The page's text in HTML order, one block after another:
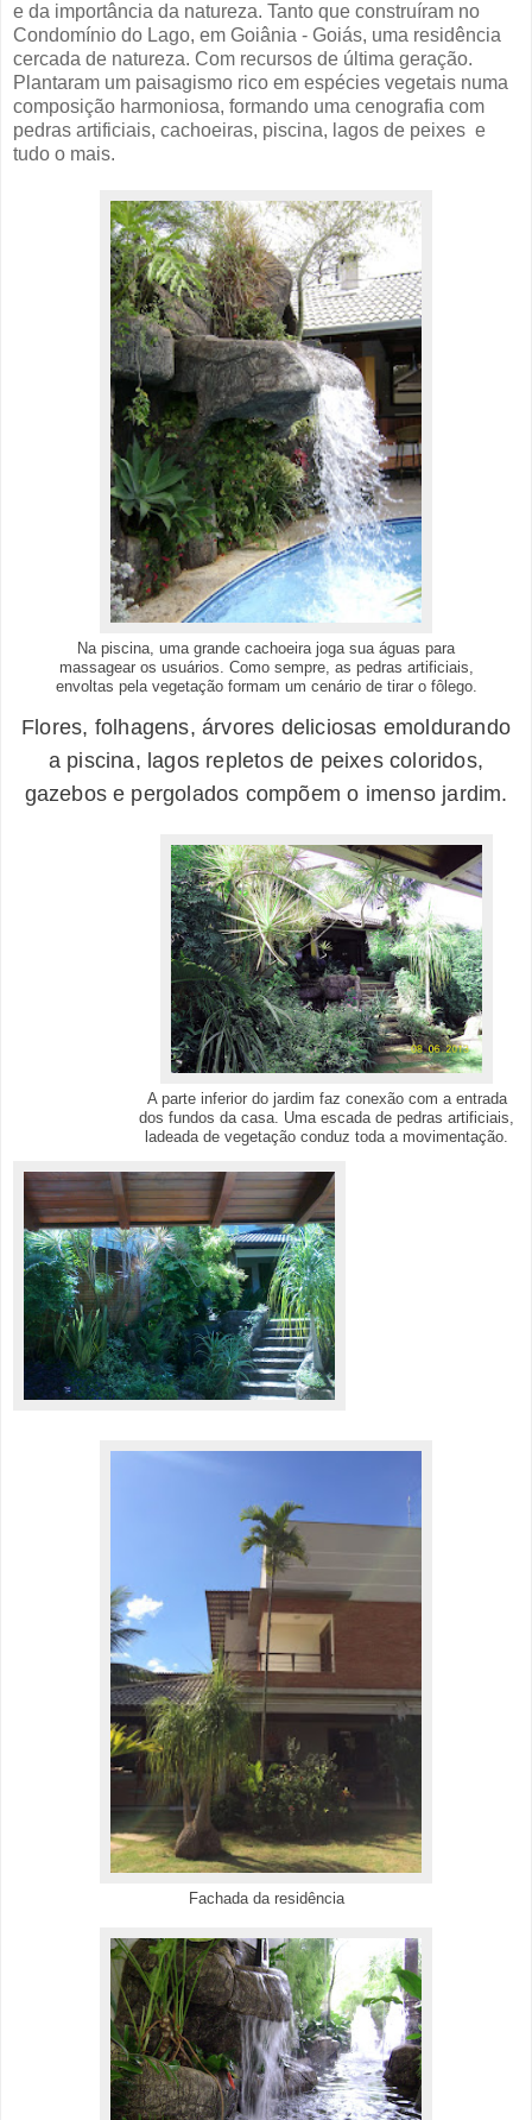
e da importância da natureza. Tanto que construíram no
Condomínio do Lago, em Goiânia - Goiás, uma residência
cercada de natureza. Com recursos de última geração.
Plantaram um paisagismo rico em espécies vegetais numa
composição harmoniosa, formando uma cenografia com
pedras artificiais, cachoeiras, piscina, lagos de peixes e
tudo o mais.
Na piscina, uma grande cachoeira joga sua águas para
massagear os usuários. Como sempre, as pedras artificiais,
envoltas pela vegetação formam um cenário de tirar o fôlego.
Flores, folhagens, árvores deliciosas emoldurando
a piscina, lagos repletos de peixes coloridos,
gazebos e pergolados compõem o imenso jardim.
A parte inferior do jardim faz conexão com a entrada
dos fundos da casa. Uma escada de pedras artificiais,
ladeada de vegetação conduz toda a movimentação.
Fachada da residência